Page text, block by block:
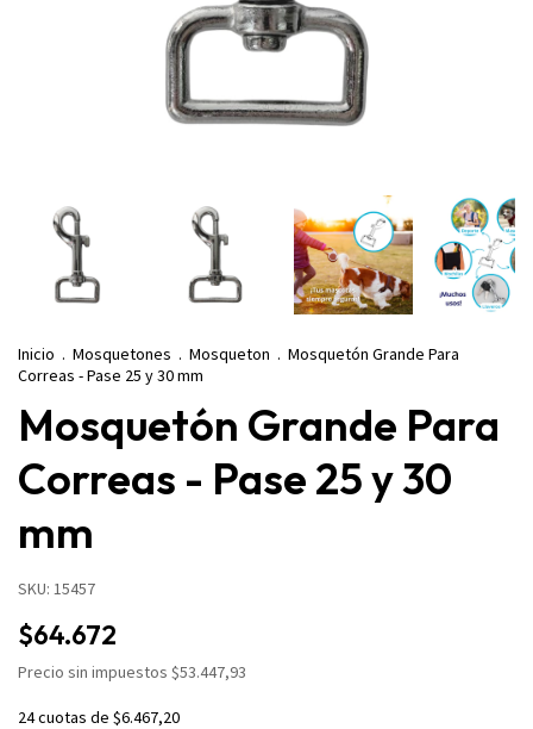
Inicio . Mosquetones . Mosqueton . Mosquetón Grande Para
Correas - Pase 25 y 30 mm
Mosquetón Grande Para
Correas - Pase 25 y 30
mm
SKU: 15457
$64.672
Precio sin impuestos $53.447,93
24cuotas de $6.467,20